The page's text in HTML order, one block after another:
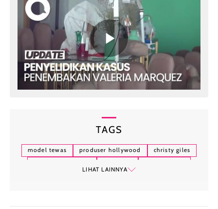
TAGS
model tewas produser hollywood
christy giles
LIHAT LAINNYA